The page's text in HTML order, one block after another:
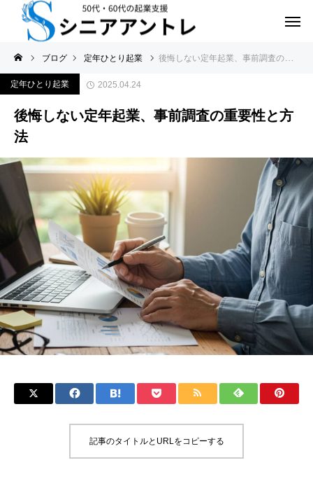
ブログ 定年ひとり起業 後悔しない定年起業、事前調査の重要性と方法
定年ひとり起業 2025.04.24
後悔しない定年起業、事前調査の重要性と方
法
記事のタイトルとURLをコピーする